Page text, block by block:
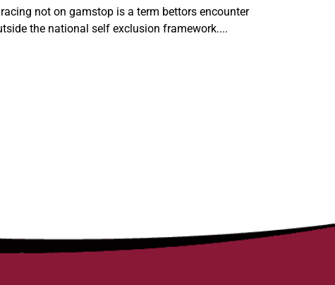
not on gamstop is a term bettors encounter
the national self exclusion framework....